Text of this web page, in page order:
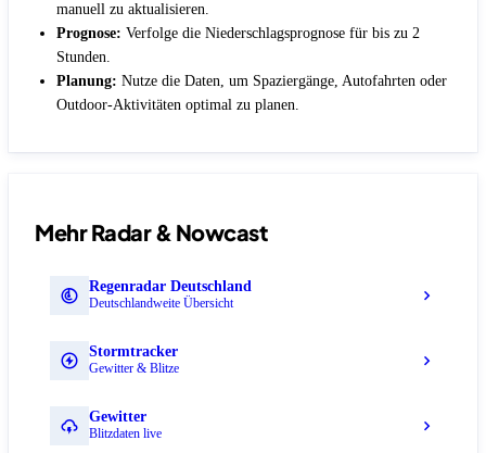
manuell zu aktualisieren.
Prognose: Verfolge die Niederschlagsprognose für bis zu 2
Stunden.
Planung: Nutze die Daten, um Spaziergänge, Autofahrten oder
Outdoor-Aktivitäten optimal zu planen.
Mehr Radar & Nowcast
Regenradar Deutschland
Deutschlandweite Übersicht
Stormtracker
Gewitter & Blitze
Gewitter
Blitzdaten live